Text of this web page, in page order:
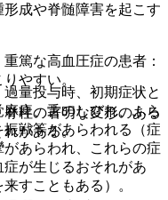
量投与時、初期症状と
痺、舌のしびれ、ふら
戦等があらわれる（症
あらわれ、これらの症
が生じるおそれがあ
すこともある）。
成や脊髄障害を起こす
篤な高血圧症の患者：
やすい。
柱の著明な変形のある
がある。